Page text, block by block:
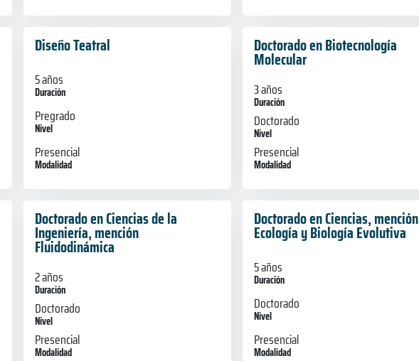
Diseño Teatral
5 años
Duración
Pregrado
Nivel
Presencial
Modalidad
Doctorado en Biotecnología
Molecular
3 años
Duración
Doctorado
Nivel
Presencial
Modalidad
Doctorado en Ciencias de la
Ingeniería, mención
Fluidodinámica
2 años
Duración
Doctorado
Nivel
Presencial
Modalidad
Doctorado en Ciencias, mención
Ecología y Biología Evolutiva
5 años
Duración
Doctorado
Nivel
Presencial
Modalidad